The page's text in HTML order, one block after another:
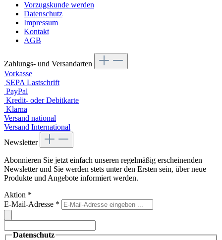
Vorzugskunde werden
Datenschutz
Impressum
Kontakt
AGB
Zahlungs- und Versandarten
Vorkasse
SEPA Lastschrift
PayPal
Kredit- oder Debitkarte
Klarna
Versand national
Versand International
Newsletter
Abonnieren Sie jetzt einfach unseren regelmäßig erscheinenden
Newsletter und Sie werden stets unter den Ersten sein, über neue
Produkte und Angebote informiert werden.
Aktion *
E-Mail-Adresse *
Datenschutz